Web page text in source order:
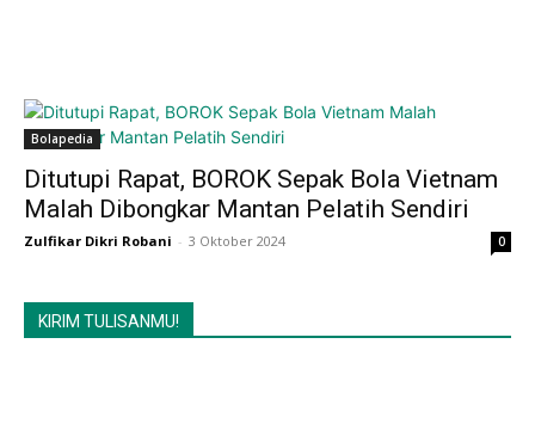
Bolapedia
Ditutupi Rapat, BOROK Sepak Bola Vietnam
Malah Dibongkar Mantan Pelatih Sendiri
Zulfikar Dikri Robani - 3 Oktober 2024 0
KIRIM TULISANMU!